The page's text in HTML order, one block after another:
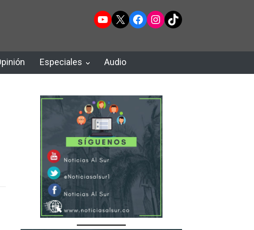
YouTube
X Facebook
Instagram
TikTok
Especiales Audio